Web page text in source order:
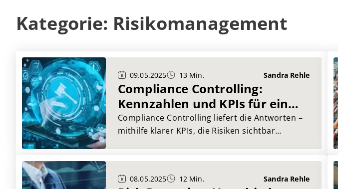
Kategorie: Risikomanagement
09.05.2025 13 Min. Sandra Rehle
Compliance Controlling:
Kennzahlen und KPIs für ein
effektives Monitoring
Compliance Controlling liefert die Antworten –
mithilfe klarer KPIs, die Risiken sichtbar
sind und wie Sie daraus echten Mehrwert für
08.05.2025 12 Min. Sandra Rehle